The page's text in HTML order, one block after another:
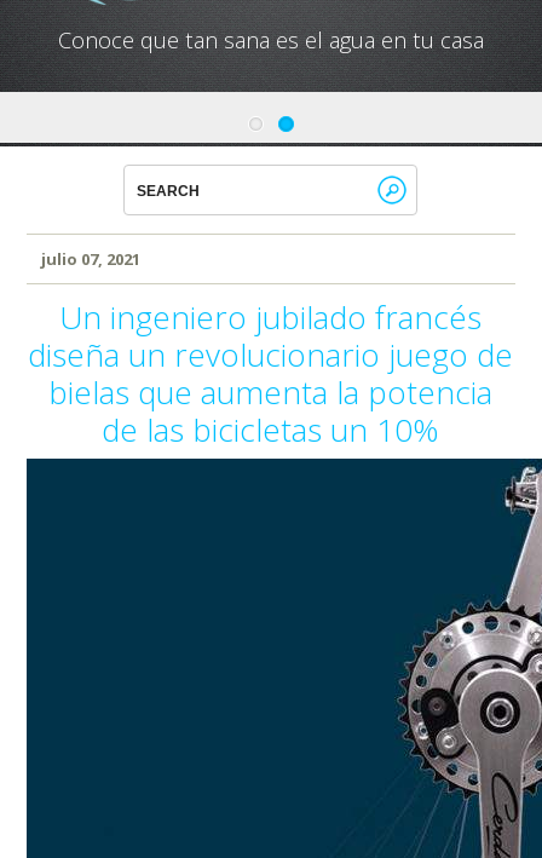
Conoce que tan sana es el agua en tu casa
julio 07, 2021
Un ingeniero jubilado francés
diseña un revolucionario juego de
bielas que aumenta la potencia
de las bicicletas un 10%